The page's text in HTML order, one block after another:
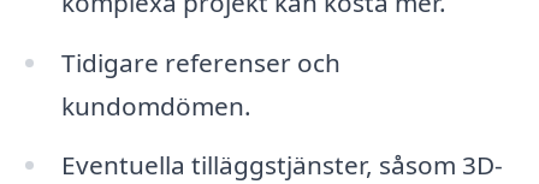
Tidigare referenser och
kundomdömen.
Eventuella tilläggstjänster, såsom 3D-